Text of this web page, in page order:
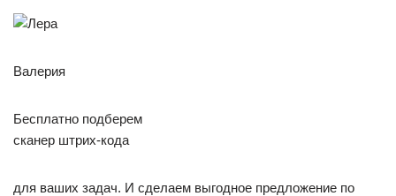
Валерия
Бесплатно подберем
сканер штрих-кода
для ваших задач. И сделаем выгодное предложение по